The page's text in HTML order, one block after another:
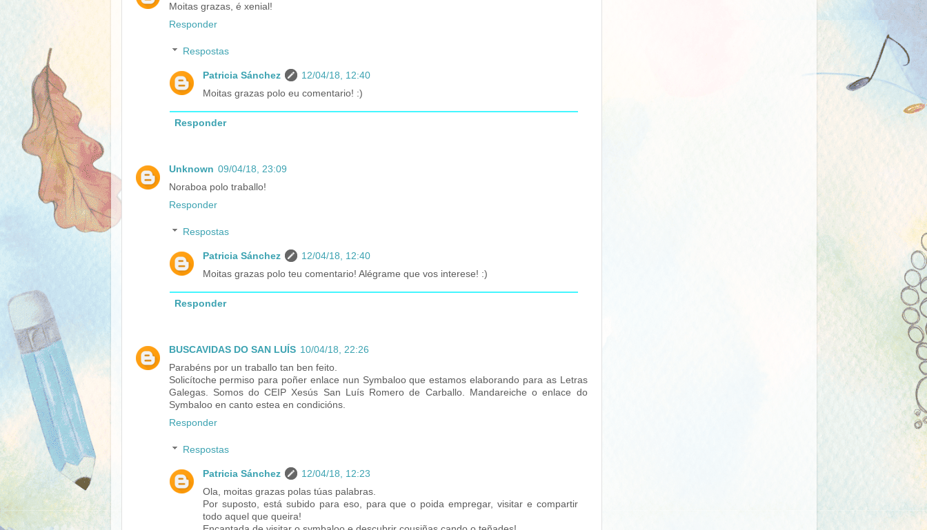
Moitas grazas, é xenial!
Responder
Respostas
Patricia Sánchez
12/04/18, 12:40
Moitas grazas polo eu comentario! :)
Responder
Unknown 09/04/18, 23:09
Noraboa polo traballo!
Responder
Respostas
Patricia Sánchez
12/04/18, 12:40
Moitas grazas polo teu comentario! Alégrame que vos interese! :)
Responder
BUSCAVIDAS DO SAN LUÍS 10/04/18, 22:26
Parabéns por un traballo tan ben feito.
Solicítoche permiso para poñer enlace nun Symbaloo que estamos elaborando para as Letras
Galegas. Somos do CEIP Xesús San Luís Romero de Carballo. Mandareiche o enlace do
Symbaloo en canto estea en condicións.
Responder
Respostas
Patricia Sánchez
12/04/18, 12:23
Ola, moitas grazas polas túas palabras.
Por suposto, está subido para eso, para que o poida empregar, visitar e compartir
todo aquel que queira!